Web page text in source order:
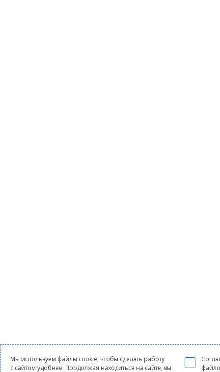
Мы используем файлы cookie, чтобы сделать работу
с сайтом удобнее. Продолжая находиться на сайте, вы